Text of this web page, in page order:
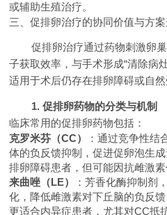
或辅助生殖治疗。
三、促排卵治疗的协同价值与方
促排卵治疗通过药物刺激卵
子获取效率，与手术形成“清除病
适用于术后仍存在排卵障碍或自然
1. 促排卵药物的分类与机制
临床常用的促排卵药物包括：
克罗米芬（CC）
：通过竞争性结
体的负反馈抑制，促进促卵泡生
排卵障碍患者，但可能因抗雌激素
来曲唑（LE）
：芳香化酶抑制剂
化，降低雌激素对下丘脑的负反
更适合内异症患者，尤其对CC抵